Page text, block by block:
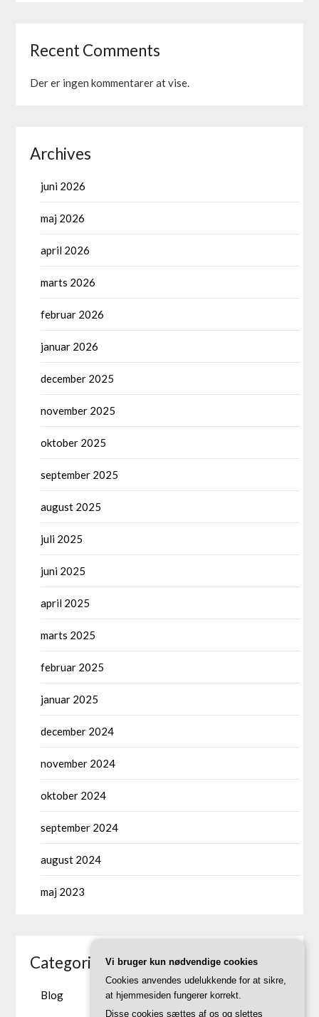
Recent Comments
Der er ingen kommentarer at vise.
Archives
juni 2026
maj 2026
april 2026
marts 2026
februar 2026
januar 2026
december 2025
november 2025
oktober 2025
september 2025
august 2025
juli 2025
juni 2025
april 2025
marts 2025
februar 2025
januar 2025
december 2024
november 2024
oktober 2024
september 2024
august 2024
maj 2023
Categories
Blog
Vi bruger kun nødvendige cookies
Cookies anvendes udelukkende for at sikre,
at hjemmesiden fungerer korrekt.
Disse cookies sættes af os og slettes